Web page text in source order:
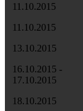
11.10.2015
11.10.2015
13.10.2015
16.10.2015 -
17.10.2015
18.10.2015